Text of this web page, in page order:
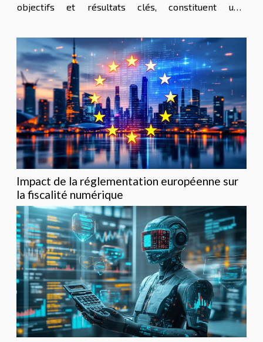
objectifs et résultats clés, constituent une
approche...
Impact de la réglementation européenne sur
la fiscalité numérique